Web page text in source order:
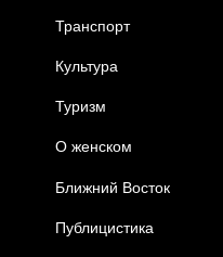
Транспорт
Культура
Туризм
О женском
Ближний Восток
Публицистика